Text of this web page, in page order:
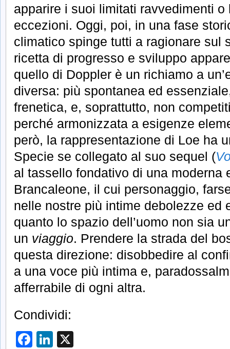
apparire i suoi limitati ravvedimenti
eccezioni. Oggi, poi, in una fase
climatico spinge tutti a ragionare sul
ricetta di progresso e sviluppo
quello di Doppler è un richiamo a
diversa: più spontanea ed
frenetica, e, soprattutto, non
perché armonizzata a esigenze
però, la rappresentazione di Loe ha
Specie se collegato al suo sequel (
al tassello fondativo di una moderna
Brancaleone, il cui personaggio,
nelle nostre più intime debolezze ed
quanto lo spazio dell’uomo non sia
un viaggio. Prendere la strada del
questa direzione: disobbedire al
a una voce più intima e,
afferrabile di ogni altra.
Condividi:
Facebook
LinkedIn